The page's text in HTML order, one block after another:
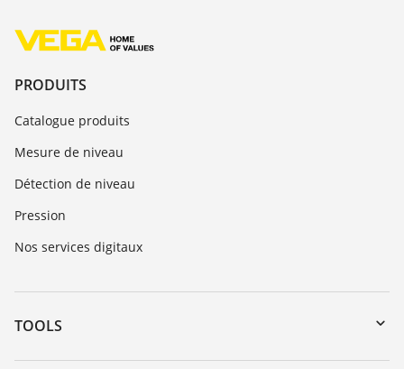
PRODUITS
Catalogue produits
Mesure de niveau
Détection de niveau
Pression
Nos services digitaux
TOOLS
Téléchargements